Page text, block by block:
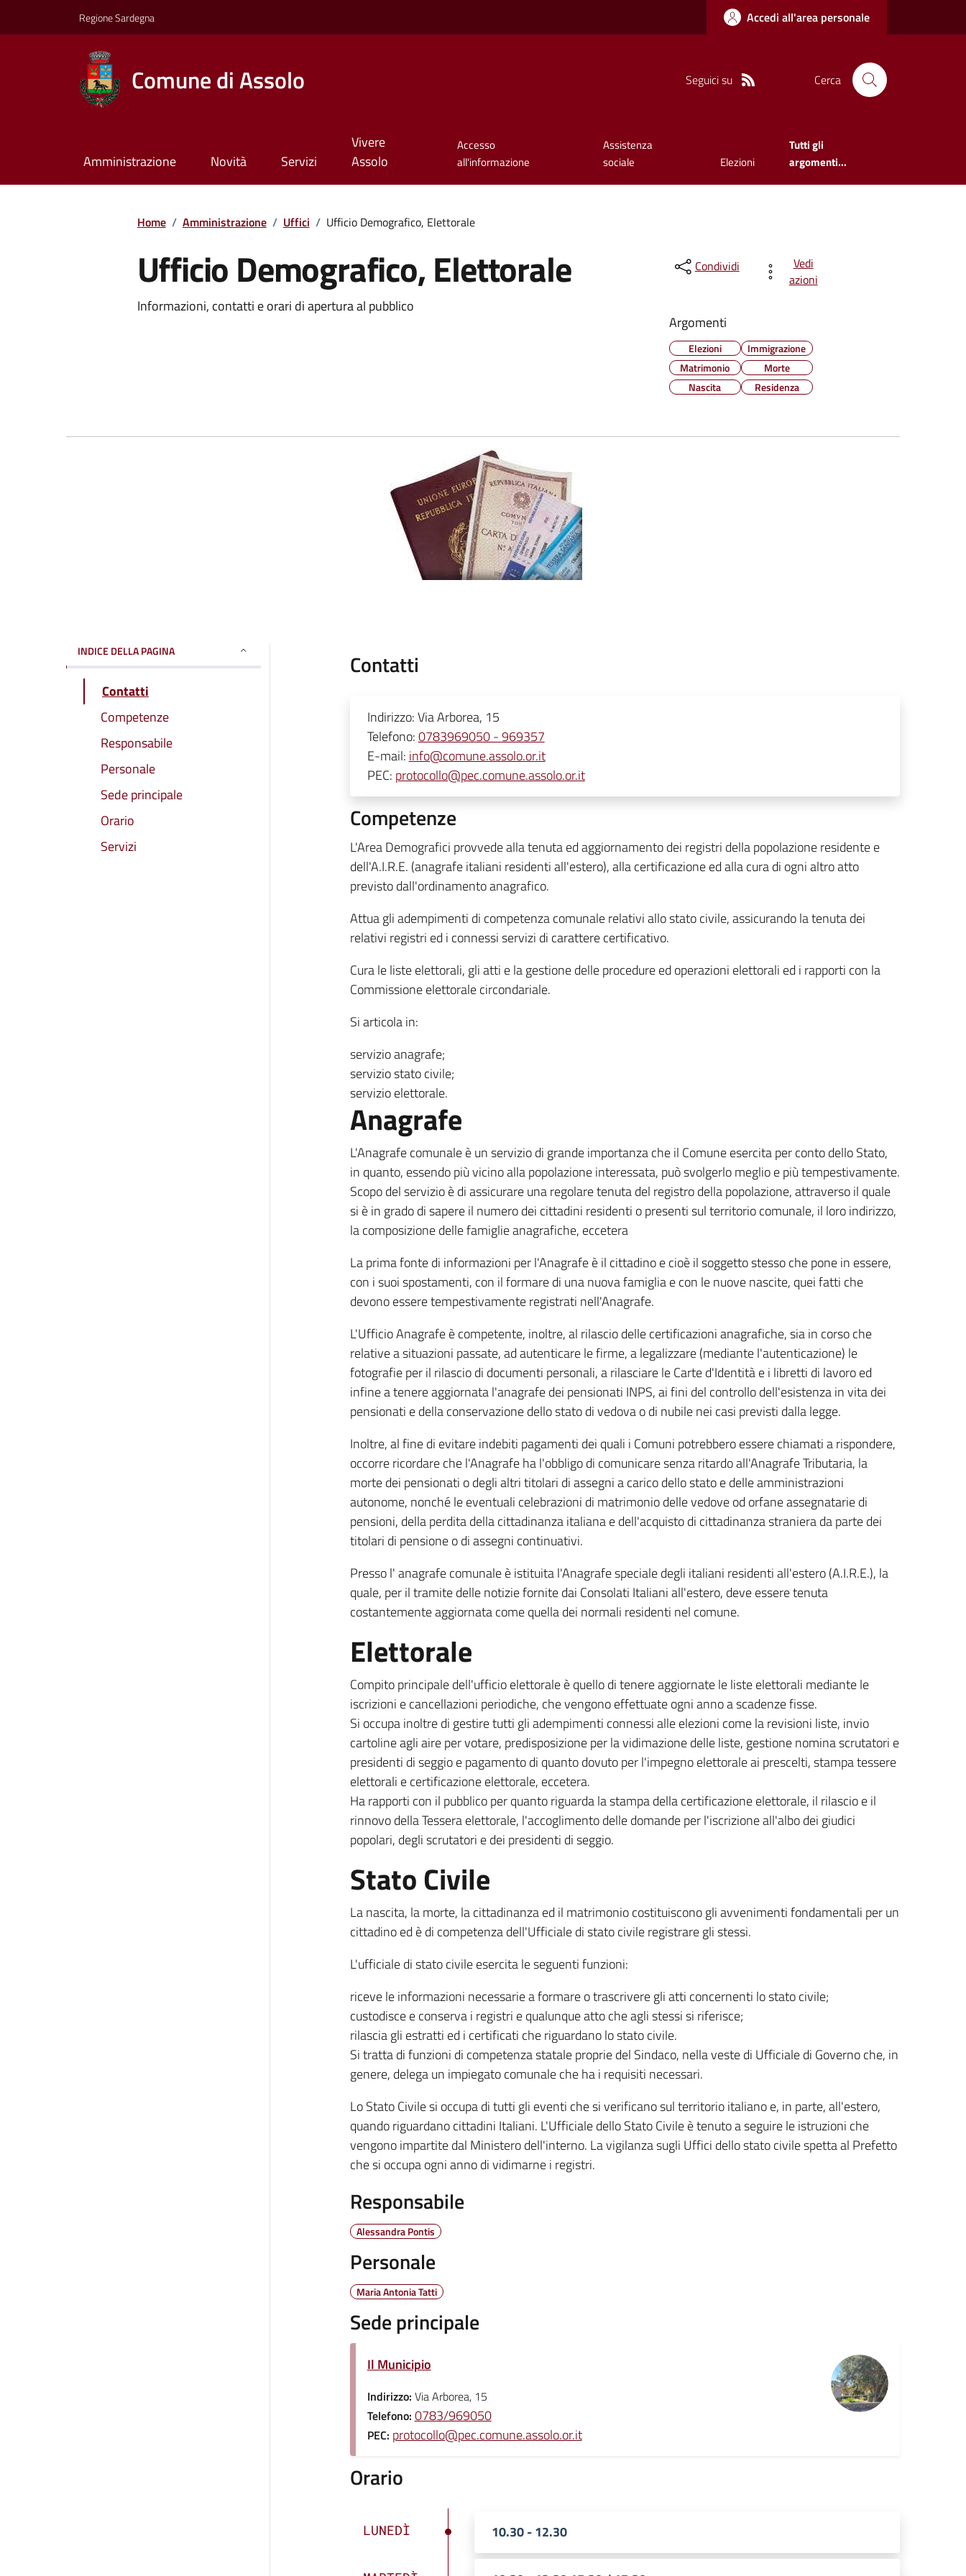
Regione Sardegna Accedi all'area personale
Comune di Assolo Seguici su Cerca
Amministrazione Novità Servizi
Vivere
Assolo
Accesso
all'informazione
Assistenza
sociale
Elezioni
Tutti gli
argomenti...
Home / Amministrazione / Uffici / Ufficio Demografico, Elettorale
Ufficio Demografico, Elettorale
Informazioni, contatti e orari di apertura al pubblico
Condividi
Vedi
azioni
Argomenti
Elezioni
Immigrazione
Matrimonio
Morte
Nascita
Residenza
INDICE DELLA PAGINA
Contatti
Competenze
Responsabile
Personale
Sede principale
Orario
Servizi
Contatti
Indirizzo:Via Arborea, 15
Telefono:0783969050 - 969357
E-mail: info@comune.assolo.or.it
PEC: protocollo@pec.comune.assolo.or.it
Competenze
L'Area Demografici provvede alla tenuta ed aggiornamento dei registri della popolazione residente e
dell'A.I.R.E. (anagrafe italiani residenti all'estero), alla certificazione ed alla cura di ogni altro atto
previsto dall'ordinamento anagrafico.
Attua gli adempimenti di competenza comunale relativi allo stato civile, assicurando la tenuta dei
relativi registri ed i connessi servizi di carattere certificativo.
Cura le liste elettorali, gli atti e la gestione delle procedure ed operazioni elettorali ed i rapporti con la
Commissione elettorale circondariale.
Si articola in:
servizio anagrafe;
servizio stato civile;
servizio elettorale.
Anagrafe
L'Anagrafe comunale è un servizio di grande importanza che il Comune esercita per conto dello Stato,
in quanto, essendo più vicino alla popolazione interessata, può svolgerlo meglio e più tempestivamente.
Scopo del servizio è di assicurare una regolare tenuta del registro della popolazione, attraverso il quale
si è in grado di sapere il numero dei cittadini residenti o presenti sul territorio comunale, il loro indirizzo,
la composizione delle famiglie anagrafiche, eccetera
La prima fonte di informazioni per l'Anagrafe è il cittadino e cioè il soggetto stesso che pone in essere,
con i suoi spostamenti, con il formare di una nuova famiglia e con le nuove nascite, quei fatti che
devono essere tempestivamente registrati nell'Anagrafe.
L'Ufficio Anagrafe è competente, inoltre, al rilascio delle certificazioni anagrafiche, sia in corso che
relative a situazioni passate, ad autenticare le firme, a legalizzare (mediante l'autenticazione) le
fotografie per il rilascio di documenti personali, a rilasciare le Carte d'Identità e i libretti di lavoro ed
infine a tenere aggiornata l'anagrafe dei pensionati INPS, ai fini del controllo dell'esistenza in vita dei
pensionati e della conservazione dello stato di vedova o di nubile nei casi previsti dalla legge.
Inoltre, al fine di evitare indebiti pagamenti dei quali i Comuni potrebbero essere chiamati a rispondere,
occorre ricordare che l'Anagrafe ha l'obbligo di comunicare senza ritardo all'Anagrafe Tributaria, la
morte dei pensionati o degli altri titolari di assegni a carico dello stato e delle amministrazioni
autonome, nonché le eventuali celebrazioni di matrimonio delle vedove od orfane assegnatarie di
pensioni, della perdita della cittadinanza italiana e dell'acquisto di cittadinanza straniera da parte dei
titolari di pensione o di assegni continuativi.
Presso l' anagrafe comunale è istituita l'Anagrafe speciale degli italiani residenti all'estero (A.I.R.E.), la
quale, per il tramite delle notizie fornite dai Consolati Italiani all'estero, deve essere tenuta
costantemente aggiornata come quella dei normali residenti nel comune.
Elettorale
Compito principale dell'ufficio elettorale è quello di tenere aggiornate le liste elettorali mediante le
iscrizioni e cancellazioni periodiche, che vengono effettuate ogni anno a scadenze fisse.
Si occupa inoltre di gestire tutti gli adempimenti connessi alle elezioni come la revisioni liste, invio
cartoline agli aire per votare, predisposizione per la vidimazione delle liste, gestione nomina scrutatori e
presidenti di seggio e pagamento di quanto dovuto per l'impegno elettorale ai prescelti, stampa tessere
elettorali e certificazione elettorale, eccetera.
Ha rapporti con il pubblico per quanto riguarda la stampa della certificazione elettorale, il rilascio e il
rinnovo della Tessera elettorale, l'accoglimento delle domande per l'iscrizione all'albo dei giudici
popolari, degli scrutatori e dei presidenti di seggio.
Stato Civile
La nascita, la morte, la cittadinanza ed il matrimonio costituiscono gli avvenimenti fondamentali per un
cittadino ed è di competenza dell'Ufficiale di stato civile registrare gli stessi.
L'ufficiale di stato civile esercita le seguenti funzioni:
riceve le informazioni necessarie a formare o trascrivere gli atti concernenti lo stato civile;
custodisce e conserva i registri e qualunque atto che agli stessi si riferisce;
rilascia gli estratti ed i certificati che riguardano lo stato civile.
Si tratta di funzioni di competenza statale proprie del Sindaco, nella veste di Ufficiale di Governo che, in
genere, delega un impiegato comunale che ha i requisiti necessari.
Lo Stato Civile si occupa di tutti gli eventi che si verificano sul territorio italiano e, in parte, all'estero,
quando riguardano cittadini Italiani. L'Ufficiale dello Stato Civile è tenuto a seguire le istruzioni che
vengono impartite dal Ministero dell'interno. La vigilanza sugli Uffici dello stato civile spetta al Prefetto
che si occupa ogni anno di vidimarne i registri.
Responsabile
Alessandra Pontis
Personale
Maria Antonia Tatti
Sede principale
Il Municipio
Indirizzo: Via Arborea, 15
Telefono: 0783/969050
PEC: protocollo@pec.comune.assolo.or.it
Orario
LUNEDÌ 10.30 - 12.30